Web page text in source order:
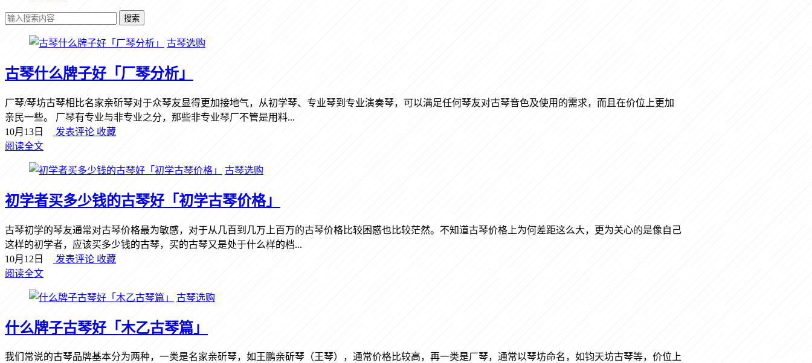
搜索
古琴选购
古琴什么牌子好「厂琴分析」
厂琴/琴坊古琴相比名家亲斫琴对于众琴友显得更加接地气，从初学琴、专业琴到专业演奏琴，可以满足任何琴友对古琴音色及使用的需求，而且在价位上更加
亲民一些。 厂琴有专业与非专业之分，那些非专业琴厂不管是用料...
10月13日
发表评论 收藏
阅读全文
古琴选购
初学者买多少钱的古琴好「初学古琴价格」
古琴初学的琴友通常对古琴价格最为敏感，对于从几百到几万上百万的古琴价格比较困惑也比较茫然。不知道古琴价格上为何差距这么大，更为关心的是像自己
这样的初学者，应该买多少钱的古琴，买的古琴又是处于什么样的档...
10月12日
发表评论 收藏
阅读全文
古琴选购
什么牌子古琴好「木乙古琴篇」
我们常说的古琴品牌基本分为两种，一类是名家亲斫琴，如王鹏亲斫琴（王琴），通常价格比较高，再一类是厂琴，通常以琴坊命名，如钧天坊古琴等，价位上